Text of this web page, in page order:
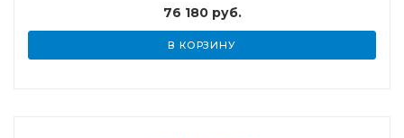
76 180руб.
В КОРЗИНУ